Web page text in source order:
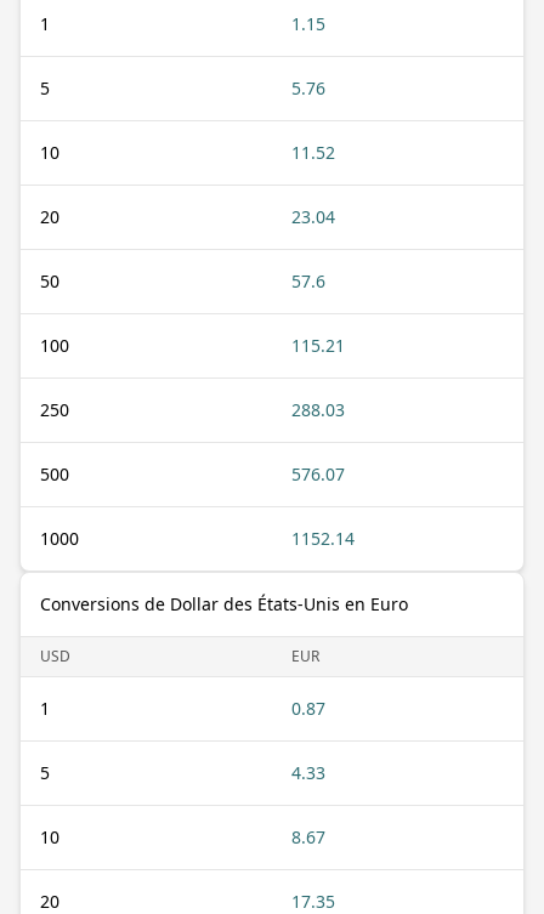
1 1.15
5 5.76
10 11.52
20 23.04
50 57.6
100 115.21
250 288.03
500 576.07
1000 1152.14
Conversions de Dollar des États-Unis en Euro
USD EUR
1 0.87
5 4.33
10 8.67
20 17.35